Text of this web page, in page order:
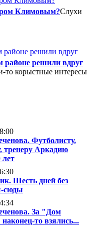
Климовым?Слухи
районе решили вдруг
то корыстные интересы
Футболисту,
тренеру Аркадию
лет
Шесть дней без
сюды
За "Дом
то взялись...